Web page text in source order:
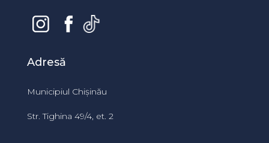
Adresă
Municipiul Chișinău
Str. Tighina 49/4, et. 2